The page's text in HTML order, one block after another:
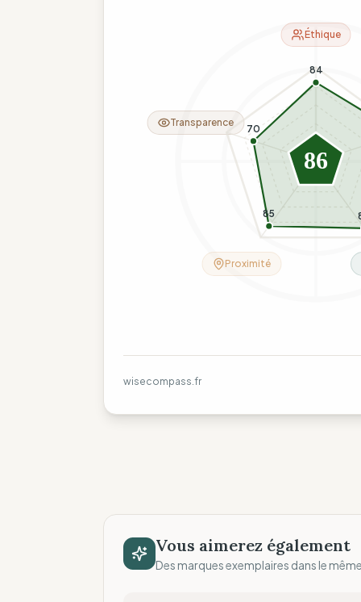
84
85
70
86
Éthique
Proximité
Transparence
wisecompass.fr
Vous aimerez également
Des marques exemplaires dans le